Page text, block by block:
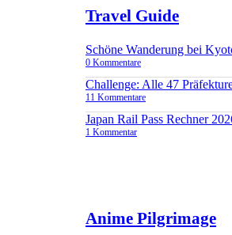
Travel Guide
Schöne Wanderung bei
0 Kommentare
Challenge: Alle 47
11 Kommentare
Japan Rail Pass Rechner
1 Kommentar
Anime Pilgrimage